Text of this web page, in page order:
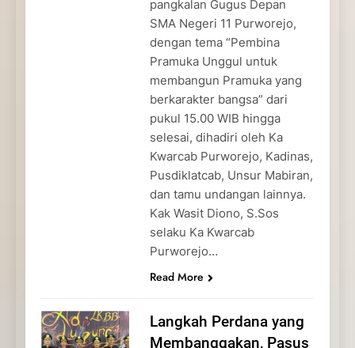
pangkalan Gugus Depan
SMA Negeri 11 Purworejo,
dengan tema “Pembina
Pramuka Unggul untuk
membangun Pramuka yang
berkarakter bangsa” dari
pukul 15.00 WIB hingga
selesai, dihadiri oleh Ka
Kwarcab Purworejo, Kadinas,
Pusdiklatcab, Unsur Mabiran,
dan tamu undangan lainnya.
Kak Wasit Diono, S.Sos
selaku Ka Kwarcab
Purworejo…
Read More
Langkah Perdana yang
Membanggakan, Pasus